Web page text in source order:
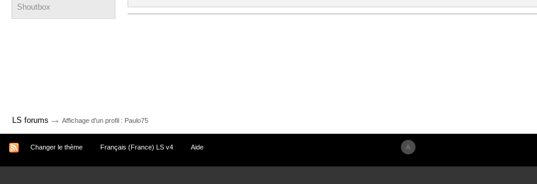
Shoutbox
LS forums → Affichage d'un profil : Paulo75
Changer le thème Français (France) LS v4 Aide